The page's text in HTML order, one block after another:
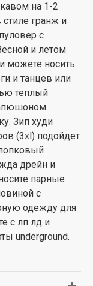
на 1-2
гранж и
с
и летом
можете носить
и танцев или
теплый
Зип худи
(3xl) подойдет
дрейн и
парные
с
одежду для
с лп лд и
underground.